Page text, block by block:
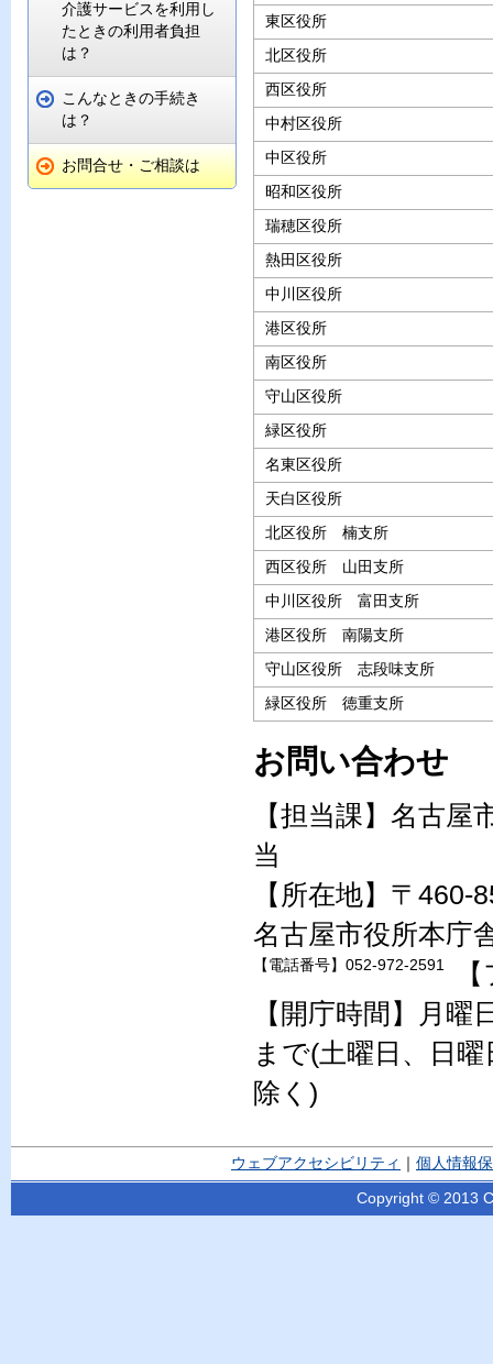
東区役所
北区役所
西区役所
中村区役所
中区役所
昭和区役所
瑞穂区役所
熱田区役所
中川区役所
港区役所
南区役所
守山区役所
緑区役所
名東区役所
天白区役所
北区役所 楠支所
西区役所 山田支所
中川区役所 富田支所
港区役所 南陽支所
守山区役所 志段味支所
緑区役所 徳重支所
お問い合わせ
【担当課】名古
当
【所在地】〒
名古屋市役所本庁
【電話番号】052-972-2591
【開庁時間】月
まで(土曜日、日
除く)
介護サービスを利用し
たときの利用者負担
は？
こんなときの手続き
は？
お問合せ・ご相談は
ウェブアクセシビリティ 個人情報
Copyright © 2013